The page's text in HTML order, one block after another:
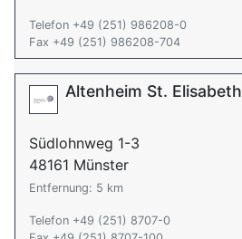
Telefon +49 (251) 986208-0
Fax +49 (251) 986208-704
Altenheim St. Elisabeth
Südlohnweg 1-3
48161 Münster
Entfernung: 5 km
Telefon +49 (251) 8707-0